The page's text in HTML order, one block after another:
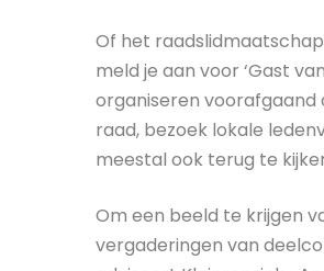
Of het
meld je aan voor ‘Gast
organiseren voorafgaand
raad, bezoek lokale
meestal ook terug te
Om een beeld te krijgen
vergaderingen van